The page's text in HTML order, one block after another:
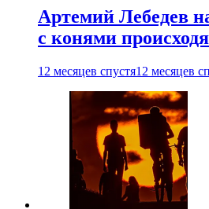
Артемий Лебедев
с конями
12 месяцев спустя12 месяцев